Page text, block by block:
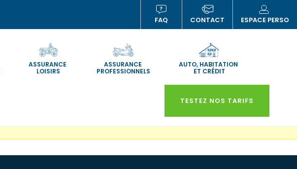
FAQ (NOUVELLE
FENÊTRE)
CONTACT (NOUVELLE
FENÊTRE)
ESPACE PERSO
ASSURANCE
LOISIRS
ASSURANCE
PROFESSIONNELS
AUTO, HABITATION
ET CRÉDIT
TESTEZ NOS TARIFS